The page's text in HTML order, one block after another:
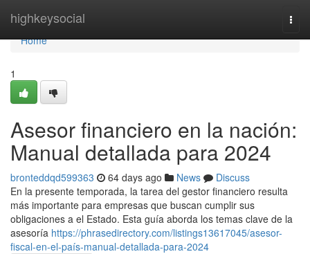
highkeysocial
Home
Home
1
Asesor financiero en la nación:
Manual detallada para 2024
bronteddqd599363 64 days ago News
Discuss
En la presente temporada, la tarea del gestor financiero resulta
más importante para empresas que buscan cumplir sus
obligaciones a el Estado. Esta guía aborda los temas clave de la
asesoría https://phrasedirectory.com/listings13617045/asesor-
fiscal-en-el-país-manual-detallada-para-2024